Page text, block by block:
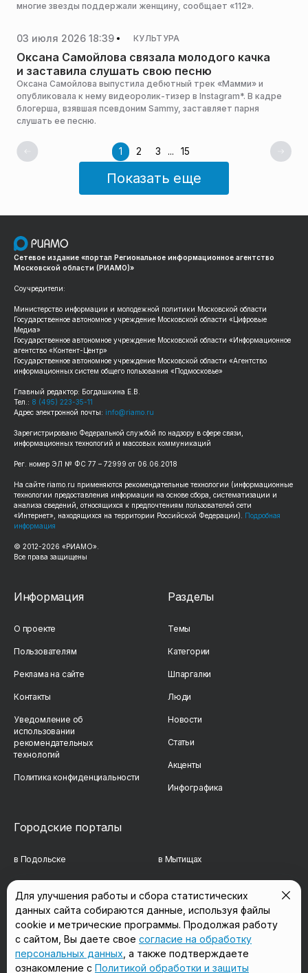
многие звезды поддержали женщину, сообщает «112».
03 июля 2026 18:39 КУЛЬТУРА
Оксана Самойлова связала молодого качка
и заставила слушать свою песню
Оксана Самойлова выпустила дебютный трек «Мамми» и
опубликовала к нему видеоролик-тизер в Instagram*. В кадре
блогерша, взявшая псевдоним Sammy, заставляет парня
слушать ее песню.
1 2 3 ... 15
Показать еще
Сетевое издание «портал Региональное информационное агентство
Московской области (РИАМО)»
Соучредители:
Министерство информации и молодежной политики Московской области
Государственное автономное учреждение Московской области «Цифровые
Медиа»
Государственное автономное учреждение Московской области «Информационное
агентство «Контент-Центр»
Государственное автономное учреждение Московской области «Агентство
информационных систем общего пользования «Подмосковье»
Главный редактор: Богдашкина Е.В.
Тел.: 8 (495) 223-35-11
Адрес электронной почты: info@riamo.ru
Зарегистрировано Федеральной службой по надзору в сфере связи,
информационных технологий и массовых коммуникаций
Рег. номер ЭЛ № ФС 77 – 72999 от 06.06.2018
На сайте riamo.ru применяются рекомендательные технологии (информационные
технологии предоставления информации на основе сбора, систематизации и
анализа сведений, относящихся к предпочтениям пользователей сети
«Интернет», находящихся на территории Российской Федерации). Подробная
информация
© 2012-2026 «РИАМО».
Все права защищены
Информация
О проекте
Пользователям
Реклама на сайте
Контакты
Уведомление об
использовании
рекомендательных
технологий
Политика конфиденциальности
Разделы
Темы
Категории
Шпаргалки
Люди
Новости
Статьи
Акценты
Инфографика
Городские порталы
в Подольске в Мытищах
в Сергиевом Посаде в Люберцах
в Красногорске в Королёве
в Домодедово в Щёлково
Для улучшения работы и сбора статистических
данных сайта собираются данные, используя файлы
cookie и метрические программы. Продолжая работу
с сайтом, Вы даете свое согласие на обработку
персональных данных , а также подтверждаете
ознакомление с Политикой обработки и защиты